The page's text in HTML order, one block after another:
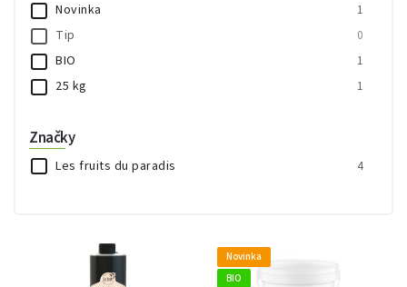
Novinka 1
Tip 0
BIO 1
25 kg 1
Značky
Les fruits du paradis 4
Novinka
BIO